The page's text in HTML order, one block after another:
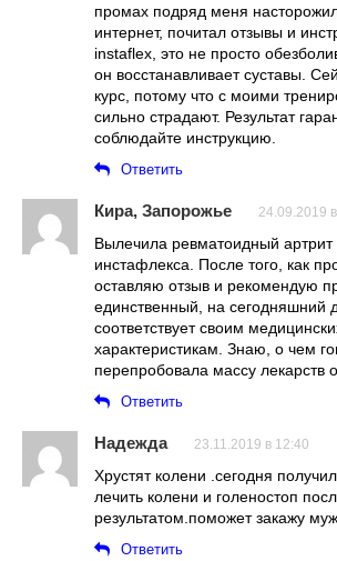
промах подряд меня
интернет, почитал отзывы и
instaflex, это не просто
он восстанавливает суставы.
курс, потому что с моими
сильно страдают. Результат
соблюдайте инструкцию.
Ответить
Кира, Запорожье 24.09.2019
Вылечила ревматоидный артрит
инстафлекса. После того, как
оставляю отзыв и рекомендую
единственный, на сегодняшний
соответствует своим
характеристикам. Знаю, о чем
перепробовала массу лекарств
Ответить
Надежда 23.11.2019 в 12:40
Хрустят колени .сегодня
лечить колени и голеностоп
результатом.поможет закажу
Ответить